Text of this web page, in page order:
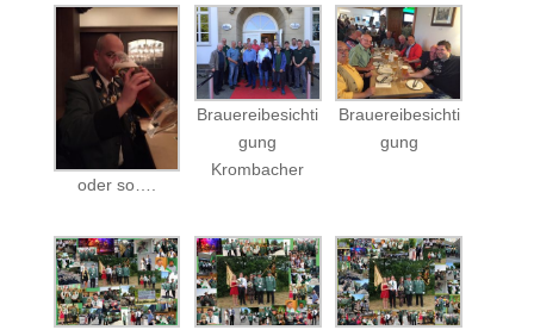
oder so….
Brauereibesichti
gung
Krombacher
Brauereibesichti
gung